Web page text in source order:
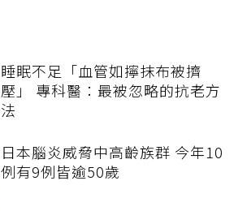
睡眠不足「血管如擰抹布被擠
壓」 專科醫：最被忽略的抗老方
法
日本腦炎威脅中高齡族群 今年10
例有9例皆逾50歲